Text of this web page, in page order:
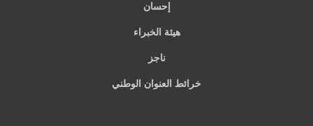
إحسان
هيئة الخبراء
ناجز
خرائط العنوان الوطني